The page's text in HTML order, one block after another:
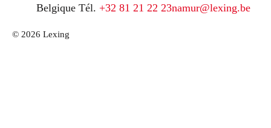
Belgique Tél. +32 81 21 22 23namur@lexing.be
© 2026 Lexing